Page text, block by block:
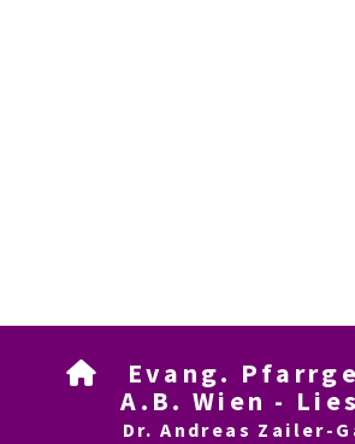

Evang.
A.B. Wien -
Dr. Andreas Zailer-